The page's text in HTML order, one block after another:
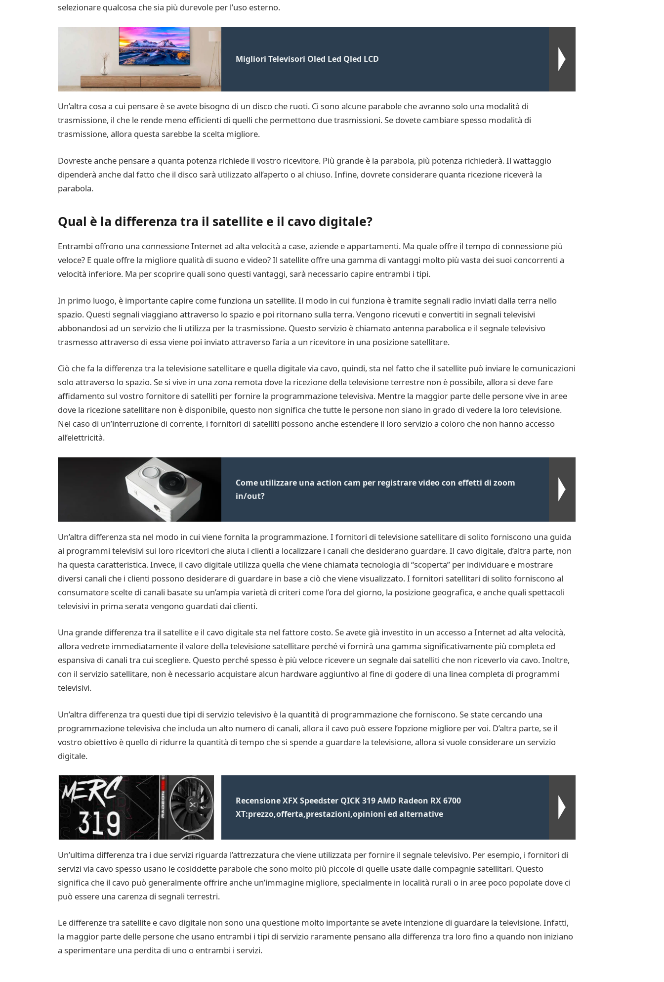
selezionare qualcosa che sia più durevole per l’uso esterno.
Migliori Televisori Oled Led Qled LCD
Un’altra cosa a cui pensare è se avete bisogno di un disco che ruoti. Ci sono alcune parabole che avranno solo una modalità di
trasmissione, il che le rende meno efficienti di quelli che permettono due trasmissioni. Se dovete cambiare spesso modalità di
trasmissione, allora questa sarebbe la scelta migliore.
Dovreste anche pensare a quanta potenza richiede il vostro ricevitore. Più grande è la parabola, più potenza richiederà. Il wattaggio
dipenderà anche dal fatto che il disco sarà utilizzato all’aperto o al chiuso. Infine, dovrete considerare quanta ricezione riceverà la
parabola.
Qual è la differenza tra il satellite e il cavo digitale?
Entrambi offrono una connessione Internet ad alta velocità a case, aziende e appartamenti. Ma quale offre il tempo di connessione più
veloce? E quale offre la migliore qualità di suono e video? Il satellite offre una gamma di vantaggi molto più vasta dei suoi concorrenti a
velocità inferiore. Ma per scoprire quali sono questi vantaggi, sarà necessario capire entrambi i tipi.
In primo luogo, è importante capire come funziona un satellite. Il modo in cui funziona è tramite segnali radio inviati dalla terra nello
spazio. Questi segnali viaggiano attraverso lo spazio e poi ritornano sulla terra. Vengono ricevuti e convertiti in segnali televisivi
abbonandosi ad un servizio che li utilizza per la trasmissione. Questo servizio è chiamato antenna parabolica e il segnale televisivo
trasmesso attraverso di essa viene poi inviato attraverso l’aria a un ricevitore in una posizione satellitare.
Ciò che fa la differenza tra la televisione satellitare e quella digitale via cavo, quindi, sta nel fatto che il satellite può inviare le comunicazioni
solo attraverso lo spazio. Se si vive in una zona remota dove la ricezione della televisione terrestre non è possibile, allora si deve fare
affidamento sul vostro fornitore di satelliti per fornire la programmazione televisiva. Mentre la maggior parte delle persone vive in aree
dove la ricezione satellitare non è disponibile, questo non significa che tutte le persone non siano in grado di vedere la loro televisione.
Nel caso di un’interruzione di corrente, i fornitori di satelliti possono anche estendere il loro servizio a coloro che non hanno accesso
all’elettricità.
Come utilizzare una action cam per registrare video con effetti di zoom
in/out?
Un’altra differenza sta nel modo in cui viene fornita la programmazione. I fornitori di televisione satellitare di solito forniscono una guida
ai programmi televisivi sui loro ricevitori che aiuta i clienti a localizzare i canali che desiderano guardare. Il cavo digitale, d’altra parte, non
ha questa caratteristica. Invece, il cavo digitale utilizza quella che viene chiamata tecnologia di “scoperta” per individuare e mostrare
diversi canali che i clienti possono desiderare di guardare in base a ciò che viene visualizzato. I fornitori satellitari di solito forniscono al
consumatore scelte di canali basate su un’ampia varietà di criteri come l’ora del giorno, la posizione geografica, e anche quali spettacoli
televisivi in prima serata vengono guardati dai clienti.
Una grande differenza tra il satellite e il cavo digitale sta nel fattore costo. Se avete già investito in un accesso a Internet ad alta velocità,
allora vedrete immediatamente il valore della televisione satellitare perché vi fornirà una gamma significativamente più completa ed
espansiva di canali tra cui scegliere. Questo perché spesso è più veloce ricevere un segnale dai satelliti che non riceverlo via cavo. Inoltre,
con il servizio satellitare, non è necessario acquistare alcun hardware aggiuntivo al fine di godere di una linea completa di programmi
televisivi.
Un’altra differenza tra questi due tipi di servizio televisivo è la quantità di programmazione che forniscono. Se state cercando una
programmazione televisiva che includa un alto numero di canali, allora il cavo può essere l’opzione migliore per voi. D’altra parte, se il
vostro obiettivo è quello di ridurre la quantità di tempo che si spende a guardare la televisione, allora si vuole considerare un servizio
digitale.
Recensione XFX Speedster QICK 319 AMD Radeon RX 6700
XT:prezzo,offerta,prestazioni,opinioni ed alternative
Un’ultima differenza tra i due servizi riguarda l’attrezzatura che viene utilizzata per fornire il segnale televisivo. Per esempio, i fornitori di
servizi via cavo spesso usano le cosiddette parabole che sono molto più piccole di quelle usate dalle compagnie satellitari. Questo
significa che il cavo può generalmente offrire anche un’immagine migliore, specialmente in località rurali o in aree poco popolate dove ci
può essere una carenza di segnali terrestri.
Le differenze tra satellite e cavo digitale non sono una questione molto importante se avete intenzione di guardare la televisione. Infatti,
la maggior parte delle persone che usano entrambi i tipi di servizio raramente pensano alla differenza tra loro fino a quando non iniziano
a sperimentare una perdita di uno o entrambi i servizi.